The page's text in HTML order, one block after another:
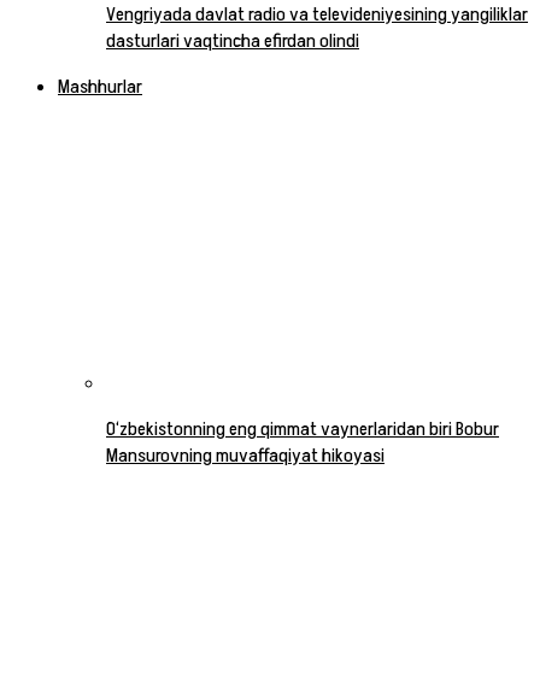
Vengriyada davlat radio va televideniyesining yangiliklar
dasturlari vaqtincha efirdan olindi
Mashhurlar
O‘zbekistonning eng qimmat vaynerlaridan biri Bobur
Mansurovning muvaffaqiyat hikoyasi